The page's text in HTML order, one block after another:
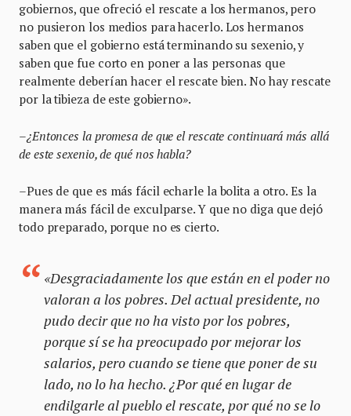
gobiernos, que ofreció el rescate a los hermanos, pero
no pusieron los medios para hacerlo. Los hermanos
saben que el gobierno está terminando su sexenio, y
saben que fue corto en poner a las personas que
realmente deberían hacer el rescate bien. No hay rescate
por la tibieza de este gobierno».
–¿Entonces la promesa de que el rescate continuará más allá
de este sexenio, de qué nos habla?
–Pues de que es más fácil echarle la bolita a otro. Es la
manera más fácil de exculparse. Y que no diga que dejó
todo preparado, porque no es cierto.
«Desgraciadamente los que están en el poder no
valoran a los pobres. Del actual presidente, no
pudo decir que no ha visto por los pobres,
porque sí se ha preocupado por mejorar los
salarios, pero cuando se tiene que poner de su
lado, no lo ha hecho. ¿Por qué en lugar de
endilgarle al pueblo el rescate, por qué no se lo